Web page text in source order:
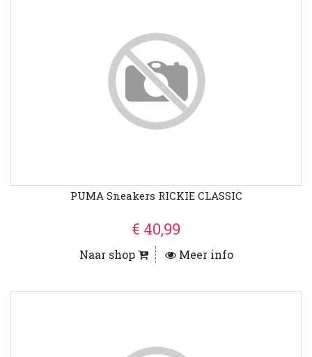
PUMA Sneakers RICKIE CLASSIC
€ 40,99
Naar shop Meer info